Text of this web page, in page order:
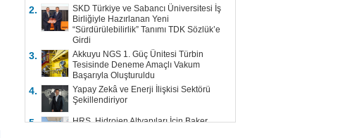
2.
SKD Türkiye ve Sabancı Üniversitesi İş
Birliğiyle Hazırlanan Yeni
“Sürdürülebilirlik” Tanımı TDK Sözlük’e
Girdi
3.
Akkuyu NGS 1. Güç Ünitesi Türbin
Tesisinde Deneme Amaçlı Vakum
Başarıyla Oluşturuldu
4.
Yapay Zekâ ve Enerji İlişkisi Sektörü
Şekillendiriyor
5.
HRS, Hidrojen Altyapıları İçin Baker